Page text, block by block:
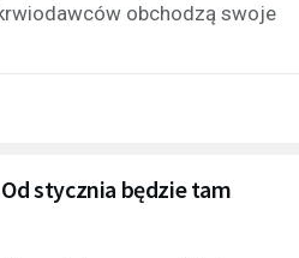
obchodzą swoje
stycznia będzie tam